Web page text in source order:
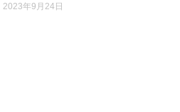
2023年9月24日